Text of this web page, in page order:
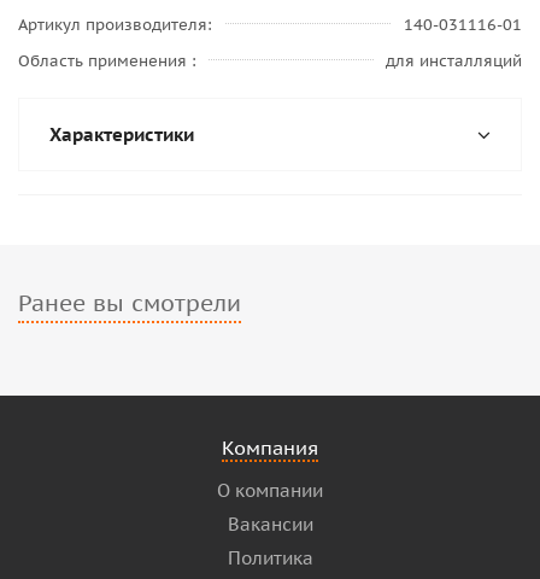
Артикул производителя
140-031116-01
Область применения
для инсталляций
Характеристики
Ранее вы смотрели
Компания
О компании
Вакансии
Политика